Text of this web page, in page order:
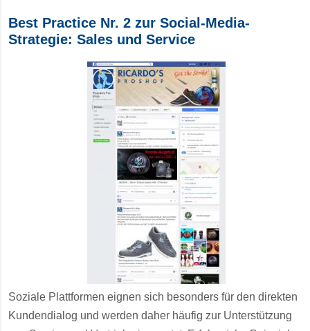
Best Practice Nr. 2 zur Social-Media-
Strategie: Sales und Service
Soziale Plattformen eignen sich besonders für den direkten
Kundendialog und werden daher häufig zur Unterstützung